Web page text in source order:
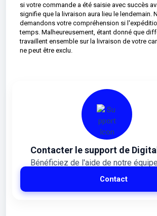
si votre commande a été saisie avec succès
signifie que la livraison aura lieu le lendemain.
demandons votre compréhension si
temps. Malheureusement, étant donné que
travaillent ensemble sur la livraison de votre
ne peut être exclu.
Contacter le support de
Bénéficiez de l'aide de notre
Contact